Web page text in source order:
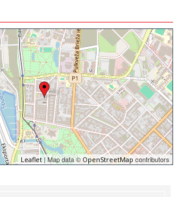
Leaflet | Map data ©OpenStreetMapcontributors